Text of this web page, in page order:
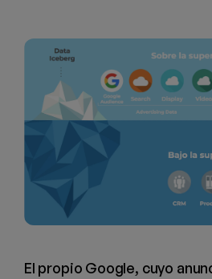
El propio Google, cuyo